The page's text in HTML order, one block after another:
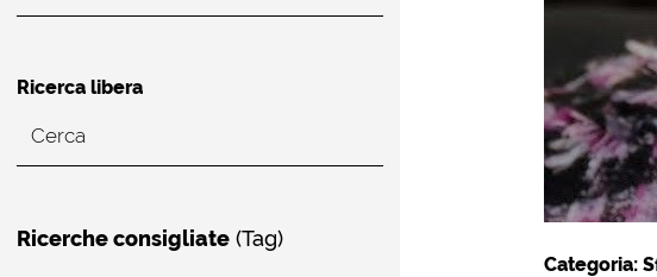
Ricerca libera
Ricerche consigliate (Tag)
Categoria: